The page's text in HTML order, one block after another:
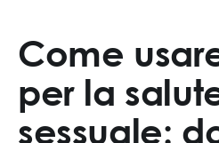
Come
per la
sessuale: